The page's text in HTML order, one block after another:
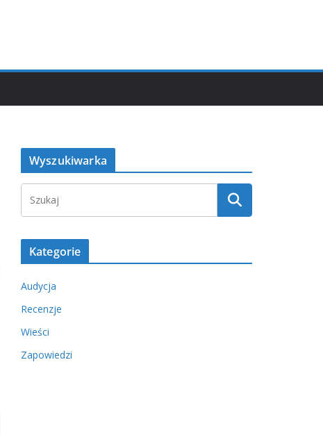
Wyszukiwarka
Kategorie
Audycja
Recenzje
Wieści
Zapowiedzi